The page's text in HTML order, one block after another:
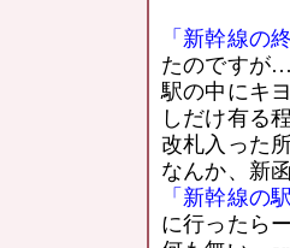
「新幹線の
たのですが…
駅の中にキ
しだけ有る
改札入った
なんか、新
「新幹線の
に行ったらー